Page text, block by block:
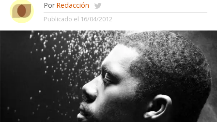
Por Redacción
Publicado el 16/04/2012